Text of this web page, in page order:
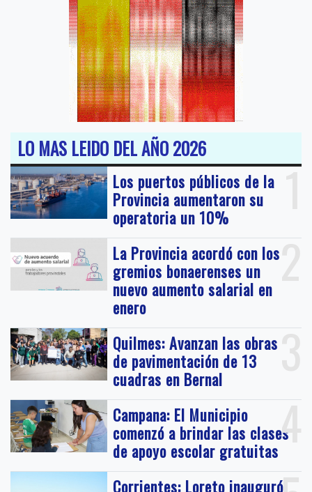
LO MAS LEIDO DEL AÑO 2026
1
Los puertos públicos de la
Provincia aumentaron su
operatoria un 10%
2
La Provincia acordó con los
gremios bonaerenses un
nuevo aumento salarial en
enero
3
Quilmes: Avanzan las obras
de pavimentación de 13
cuadras en Bernal
4
Campana: El Municipio
comenzó a brindar las clases
de apoyo escolar gratuitas
Corrientes: Loreto inauguró